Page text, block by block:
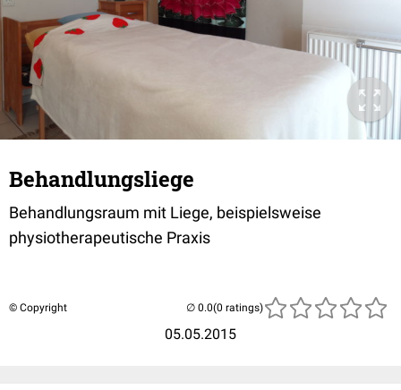
Behandlungsliege
Behandlungsraum mit Liege, beispielsweise
physiotherapeutische Praxis
© Copyright
05.05.2015
(0 ratings)